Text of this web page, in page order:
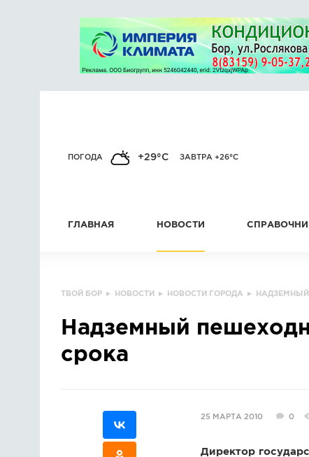
ПОГОДА +29°C ЗАВТРА +26°C
ГЛАВНАЯ НОВОСТИ
ТВОЙ БОР ▸ НОВОСТИ ▸ НОВОСТИ ГОРОДА ▸
Надземный
срока
25 МАРТА 2010 0
Директор